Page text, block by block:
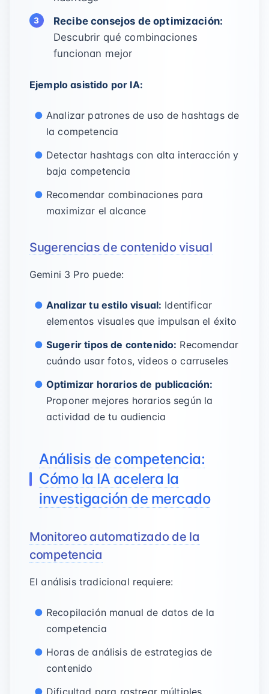
Recibe consejos de optimización:
Descubrir qué combinaciones
funcionan mejor
Ejemplo asistido por IA:
Analizar patrones de uso de hashtags de
la competencia
Detectar hashtags con alta interacción y
baja competencia
Recomendar combinaciones para
maximizar el alcance
Sugerencias de contenido visual
Gemini 3 Pro puede:
Analizar tu estilo visual: Identificar
elementos visuales que impulsan el éxito
Sugerir tipos de contenido: Recomendar
cuándo usar fotos, videos o carruseles
Optimizar horarios de publicación:
Proponer mejores horarios según la
actividad de tu audiencia
Análisis de competencia:
Cómo la IA acelera la
investigación de mercado
Monitoreo automatizado de la
competencia
El análisis tradicional requiere:
Recopilación manual de datos de la
competencia
Horas de análisis de estrategias de
contenido
Dificultad para rastrear múltiples